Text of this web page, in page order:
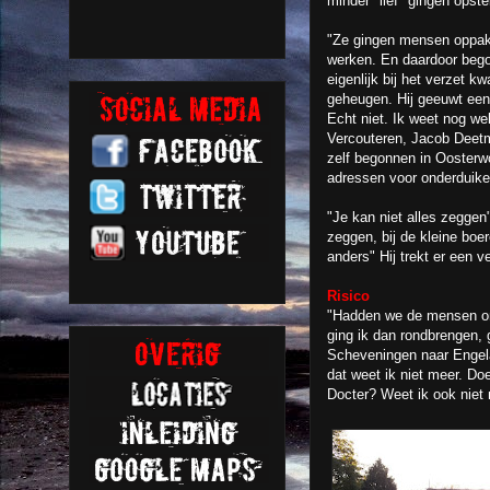
"Ze gingen mensen
werken. En daardoor
eigenlijk bij het verzet
geheugen. Hij geeuwt
Echt niet. Ik weet nog
Vercouteren, Jacob
zelf begonnen in
adressen voor
"Je kan niet alles
zeggen, bij de kleine
anders" Hij trekt er een
Risico
"Hadden we de mensen
ging ik dan
Scheveningen naar
dat weet ik niet meer.
Docter? Weet ik ook niet